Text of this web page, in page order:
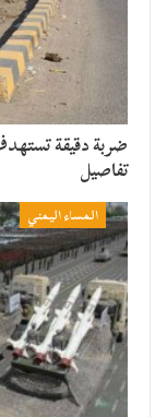
ضربة دقيقة
تفاصيل
المساء اليمني